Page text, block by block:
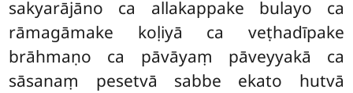
sakyarājāno ca allakappake bulayo ca
rāmagāmake koḷiyā ca veṭhadīpake
brāhmaṇo ca pāvāyaṃ pāveyyakā ca
sāsanaṃ pesetvā sabbe ekato hutvā